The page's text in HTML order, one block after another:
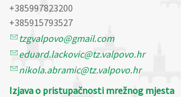
+385997823200
+385915793527
tzgvalpovo@gmail.com
eduard.lackovic@tz.valpovo.hr
nikola.abramic@tz.valpovo.hr
Izjava o pristupačnosti mrežnog mjesta